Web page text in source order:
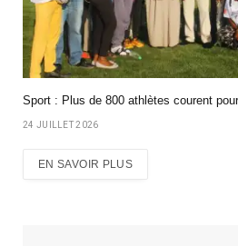
Sport : Plus de 800 athlètes courent
24 JUILLET 2026
EN SAVOIR PLUS